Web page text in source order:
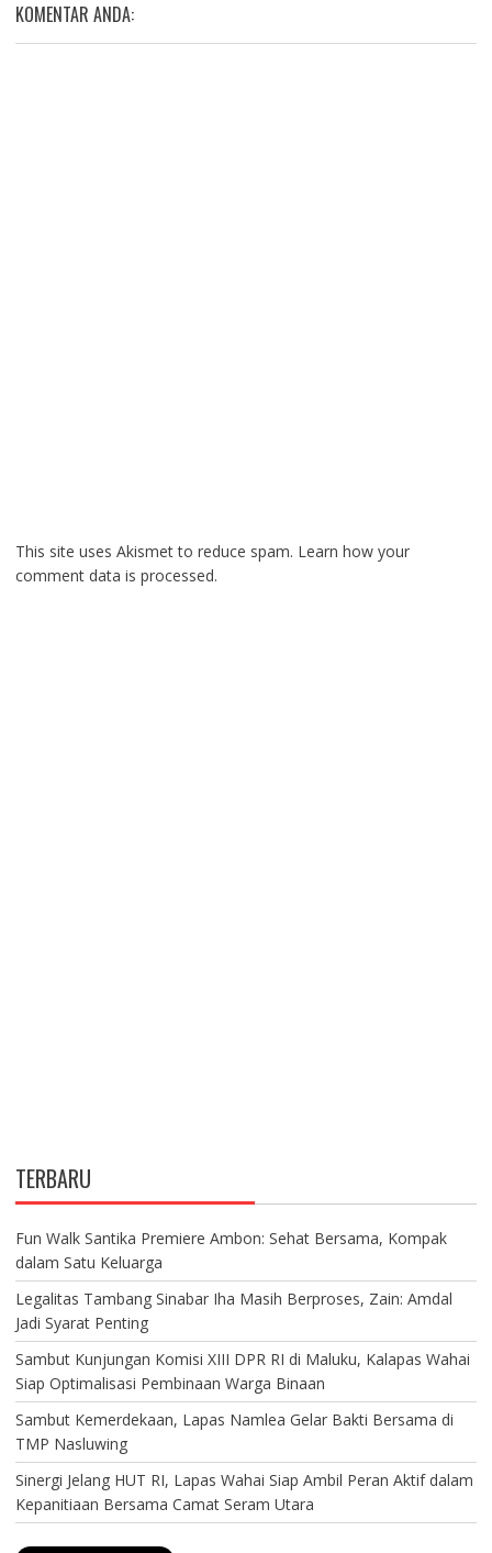
KOMENTAR ANDA:
This site uses Akismet to reduce spam. Learn how your
comment data is processed.
TERBARU
Fun Walk Santika Premiere Ambon: Sehat Bersama, Kompak
dalam Satu Keluarga
Legalitas Tambang Sinabar Iha Masih Berproses, Zain: Amdal
Jadi Syarat Penting
Sambut Kunjungan Komisi XIII DPR RI di Maluku, Kalapas Wahai
Siap Optimalisasi Pembinaan Warga Binaan
Sambut Kemerdekaan, Lapas Namlea Gelar Bakti Bersama di
TMP Nasluwing
Sinergi Jelang HUT RI, Lapas Wahai Siap Ambil Peran Aktif dalam
Kepanitiaan Bersama Camat Seram Utara